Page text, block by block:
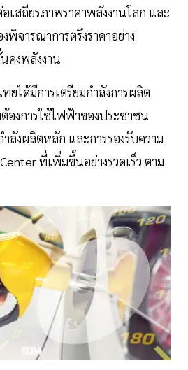
เสถียรภาพราคาพลังงานโลก และ
จารณาการตรึงราคาอย่าง
คงพลังงาน
ยได้มีการเตรียมกำลังการผลิต
องการใช้ไฟฟ้าของประชาชน
ำลังผลิตหลัก และการรองรับความ
ที่เพิ่มขึ้นอย่างรวดเร็ว ตาม